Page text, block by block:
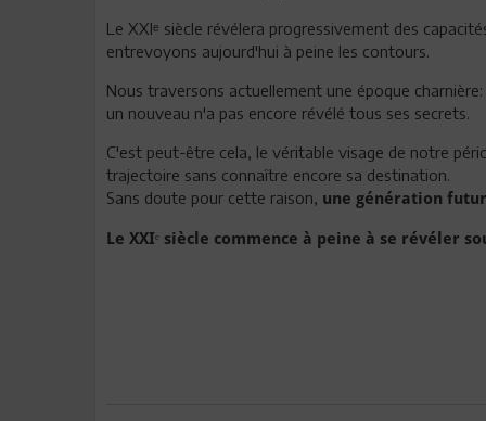
Le XXIᵉ siècle révélera progressivement des
entrevoyons aujourd'hui à peine les contours.
Nous traversons actuellement une époque
un nouveau n'a pas encore révélé tous ses secrets.
C'est peut-être cela, le véritable visage de notre
trajectoire sans connaître encore sa destination.
Sans doute pour cette raison, une génération
Le XXIᵉ siècle commence à peine à se révéler